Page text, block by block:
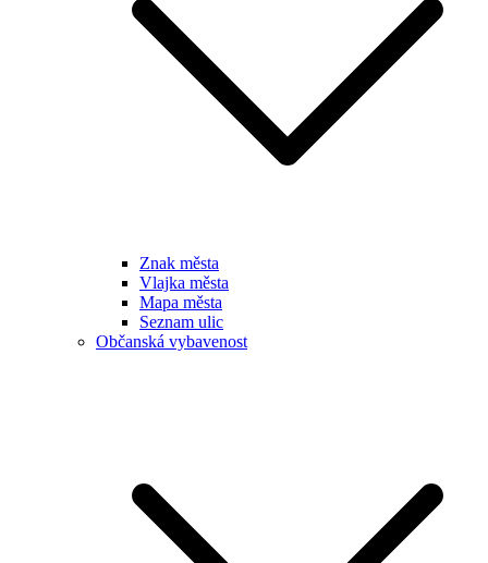
Znak města
Vlajka města
Mapa města
Seznam ulic
Občanská vybavenost